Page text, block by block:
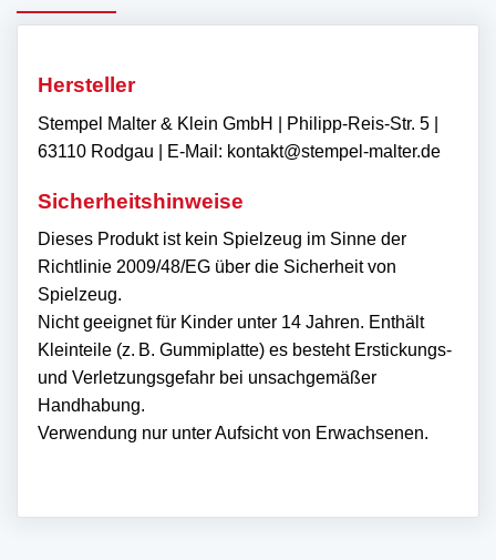
Hersteller
Stempel Malter & Klein GmbH | Philipp-Reis-Str. 5 |
63110 Rodgau | E-Mail: kontakt@stempel-malter.de
Sicherheitshinweise
Dieses Produkt ist kein Spielzeug im Sinne der
Richtlinie 2009/48/EG über die Sicherheit von
Spielzeug.
Nicht geeignet für Kinder unter 14 Jahren. Enthält
Kleinteile (z. B. Gummiplatte) es besteht Erstickungs-
und Verletzungsgefahr bei unsachgemäßer
Handhabung.
Verwendung nur unter Aufsicht von Erwachsenen.